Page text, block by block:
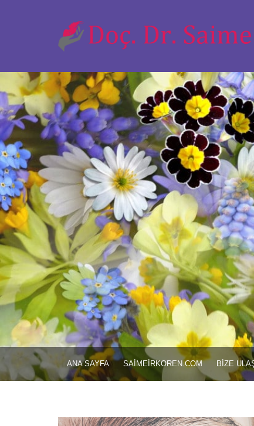
ANA SAYFA SAIMEIRKOREN.COM BIZE